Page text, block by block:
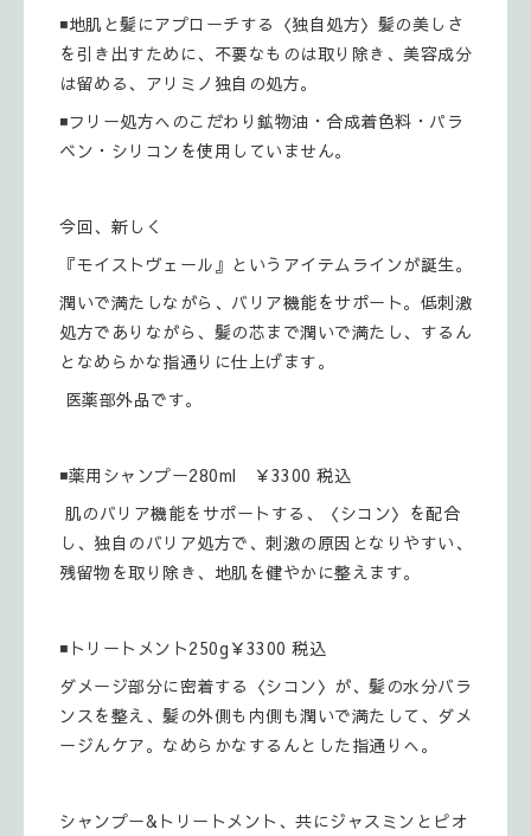
◾地肌と髪にアプローチする〈独自処方〉髪の美しさ
を引き出すために、不要なものは取り除き、美容成分
は留める、アリミノ独自の処方。
◾フリー処方へのこだわり鉱物油・合成着色料・パラ
ベン・シリコンを使用していません。
今回、新しく
『モイストヴェール』というアイテムラインが誕生。
潤いで満たしながら、バリア機能をサポート。低刺激
処方でありながら、髪の芯まで潤いで満たし、するん
となめらかな指通りに仕上げます。
医薬部外品です。
◾薬用シャンプー280ml ￥3300 税込
肌のバリア機能をサポートする、〈シコン〉を配合
し、独自のバリア処方で、刺激の原因となりやすい、
残留物を取り除き、地肌を健やかに整えます。
◾トリートメント250g￥3300 税込
ダメージ部分に密着する〈シコン〉が、髪の水分バラ
ンスを整え、髪の外側も内側も潤いで満たして、ダメ
ージんケア。なめらかなするんとした指通りへ。
シャンプー&トリートメント、共にジャスミンとピオ